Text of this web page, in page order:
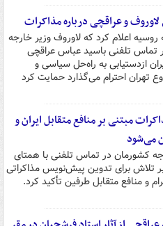
و عراقچی درباره مذاکرات
روسیه اعلام کرد که لاوروف وزیر خارجه
تماس تلفنی باسید عباس عراقچی
ازدستیابی به راه‌حل سیاسی و
تهران احترام می‌گذارد حمایت کرد
مبتنی بر منافع متقابل ایران و
می‌شود
کشورمان در تماس تلفنی با همتای
تلاش برای تدوین پیش‌نویس مذاکراتی
و منافع متقابل طرفین تأکید کرد.